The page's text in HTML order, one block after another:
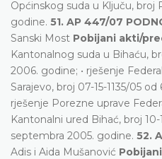
Općinskog suda u Ključu, broj
godine. 51. AP 447/07
Sanski Most Pobijani akti/
Kantonalnog suda u Bihaću,
2006. godine; • rješenje
Sarajevo, broj 07-15-1135/05
rješenje Porezne uprave
Kantonalni ured Bihać, broj 10-
septembra 2005. godine. 52.
Adis i Aida Mušanović